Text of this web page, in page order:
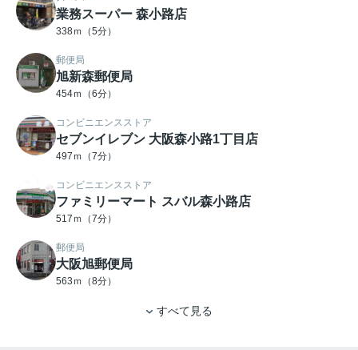
業務スーパー 森小路店
338ｍ（5分）
郵便局
旭新森郵便局
454ｍ（6分）
コンビニエンスストア
セブンイレブン 大阪森小路1丁目店
497ｍ（7分）
コンビニエンスストア
ファミリーマート スバル森小路店
517ｍ（7分）
郵便局
大阪旭郵便局
563ｍ（8分）
すべて見る